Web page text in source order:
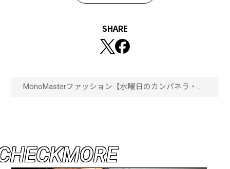
SHARE
MonoMasterファッション 【水曜日のカンパネラ・詩
HECKMORE